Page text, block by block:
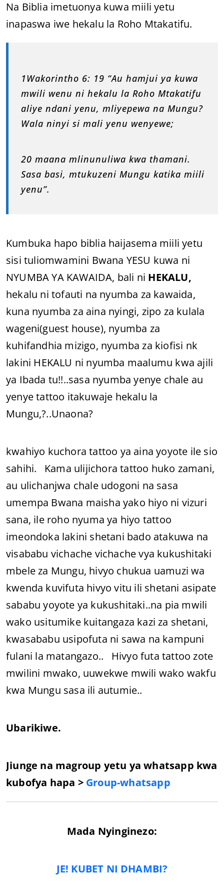
Na Biblia imetuonya kuwa miili yetu
inapaswa iwe hekalu la Roho Mtakatifu.
1Wakorintho 6: 19 “Au hamjui ya kuwa
mwili wenu ni hekalu la Roho Mtakatifu
aliye ndani yenu, mliyepewa na Mungu?
Wala ninyi si mali yenu wenyewe;
20 maana mlinunuliwa kwa thamani.
Sasa basi, mtukuzeni Mungu katika miili
yenu”.
Kumbuka hapo biblia haijasema miili yetu
sisi tuliomwamini Bwana YESU kuwa ni
NYUMBA YA KAWAIDA, bali ni HEKALU,
hekalu ni tofauti na nyumba za kawaida,
kuna nyumba za aina nyingi, zipo za kulala
wageni(guest house), nyumba za
kuhifandhia mizigo, nyumba za kiofisi nk
lakini HEKALU ni nyumba maalumu kwa ajili
ya Ibada tu!!..sasa nyumba yenye chale au
yenye tattoo itakuwaje hekalu la
Mungu,?..Unaona?
kwahiyo kuchora tattoo ya aina yoyote ile sio
sahihi. Kama ulijichora tattoo huko zamani,
au ulichanjwa chale udogoni na sasa
umempa Bwana maisha yako hiyo ni vizuri
sana, ile roho nyuma ya hiyo tattoo
imeondoka lakini shetani bado atakuwa na
visababu vichache vichache vya kukushitaki
mbele za Mungu, hivyo chukua uamuzi wa
kwenda kuvifuta hivyo vitu ili shetani asipate
sababu yoyote ya kukushitaki..na pia mwili
wako usitumike kuitangaza kazi za shetani,
kwasababu usipofuta ni sawa na kampuni
fulani la matangazo.. Hivyo futa tattoo zote
mwilini mwako, uuwekwe mwili wako wakfu
kwa Mungu sasa ili autumie..
Ubarikiwe.
Jiunge na magroup yetu ya whatsapp kwa
kubofya hapa > Group-whatsapp
Mada Nyinginezo:
JE! KUBET NI DHAMBI?